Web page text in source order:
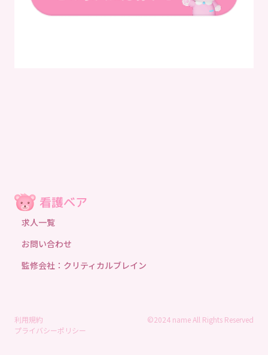
求人一覧
お問い合わせ
監修会社：クリティカルブレイン
利用規約
プライバシーポリシー
©2024 name All Rights Reserved